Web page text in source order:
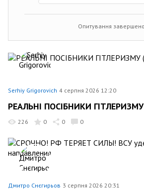
Опитування завершено
Serhiy Grigorovich 4 серпня 2026 12:20
РЕАЛЬНІ ПОСІБНИКИ ГІТЛЕРИЗМУ
226 0 0 0
Дмитро Снєгирьов 3 серпня 2026 20:31